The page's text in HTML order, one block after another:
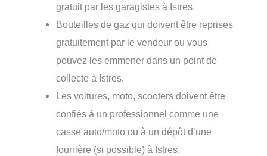
gratuit par les garagistes à Istres.
Bouteilles de gaz qui doivent être reprises
gratuitement par le vendeur ou vous
pouvez les emmener dans un point de
collecte à Istres.
Les voitures, moto, scooters doivent être
confiés à un professionnel comme une
casse auto/moto ou à un dépôt d’une
fourrière (si possible) à Istres.